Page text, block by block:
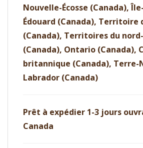
Nouvelle-Écosse (Canada),
Édouard (Canada), Territoire
(Canada), Territoires du
(Canada), Ontario (Canada),
britannique (Canada), Terre-
Labrador (Canada)
Prêt à expédier 1-3 jours
Canada